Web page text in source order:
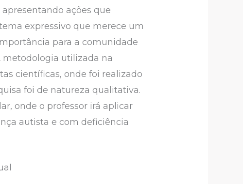
ações que
expressivo que merece um
para a comunidade
metodologia utilizada na
científicas, onde foi realizado
foi de natureza qualitativa.
onde o professor irá aplicar
autista e com deficiência